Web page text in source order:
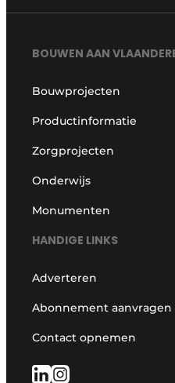
BOUWEN AAN
Bouwprojecten
Productinformatie
Zorgprojecten
Onderwijs
Monumenten
HANDIGE LINKS
Adverteren
Abonnement aanvragen
Contact opnemen